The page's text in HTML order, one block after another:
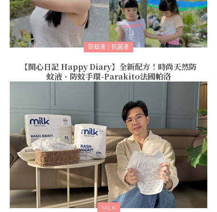
防蚊液｜抗菌液
【開心日記 Happy Diary】全新配方！時尚天然防
蚊液、防蚊手環-Parakito法國帕洛
MILK